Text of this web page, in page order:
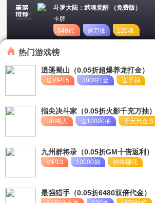
斗罗大陆：武魂觉醒 （免费版）
卡牌
648代
币
送万抽
120魂
币
热门游戏榜
逍遥蜀山（0.05折超爆养龙打金）
送VIP15 3000打金 送千抽
指尖决斗家（0.05折火影千充万抽）
UR鸣人 送10000抽 千元代金券
九州群将录（0.05折GM十倍返利）
VIP13 10000抽 神将哪吒
最强猎手（0.05折6480双倍代金）